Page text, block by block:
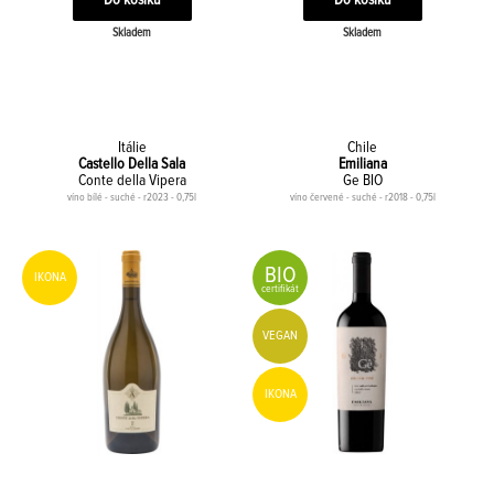
Skladem Skladem
Itálie
Castello Della Sala
Conte della Vipera
víno bílé - suché - r2023 - 0,75l
IKONA
Chile
Emiliana
Ge BIO
víno červené - suché - r2018 - 0,75l
BIO
certifikát
VEGAN
IKONA